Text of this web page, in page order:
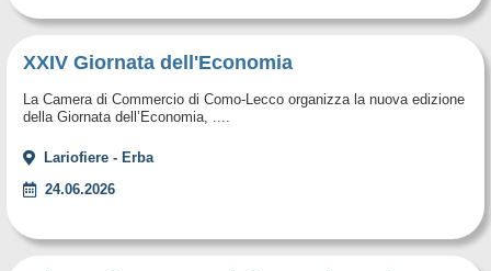
XXIV Giornata dell'Economia
La Camera di Commercio di Como-Lecco organizza la nuova edizione
della Giornata dell’Economia, ....
Lariofiere - Erba
24.06.2026